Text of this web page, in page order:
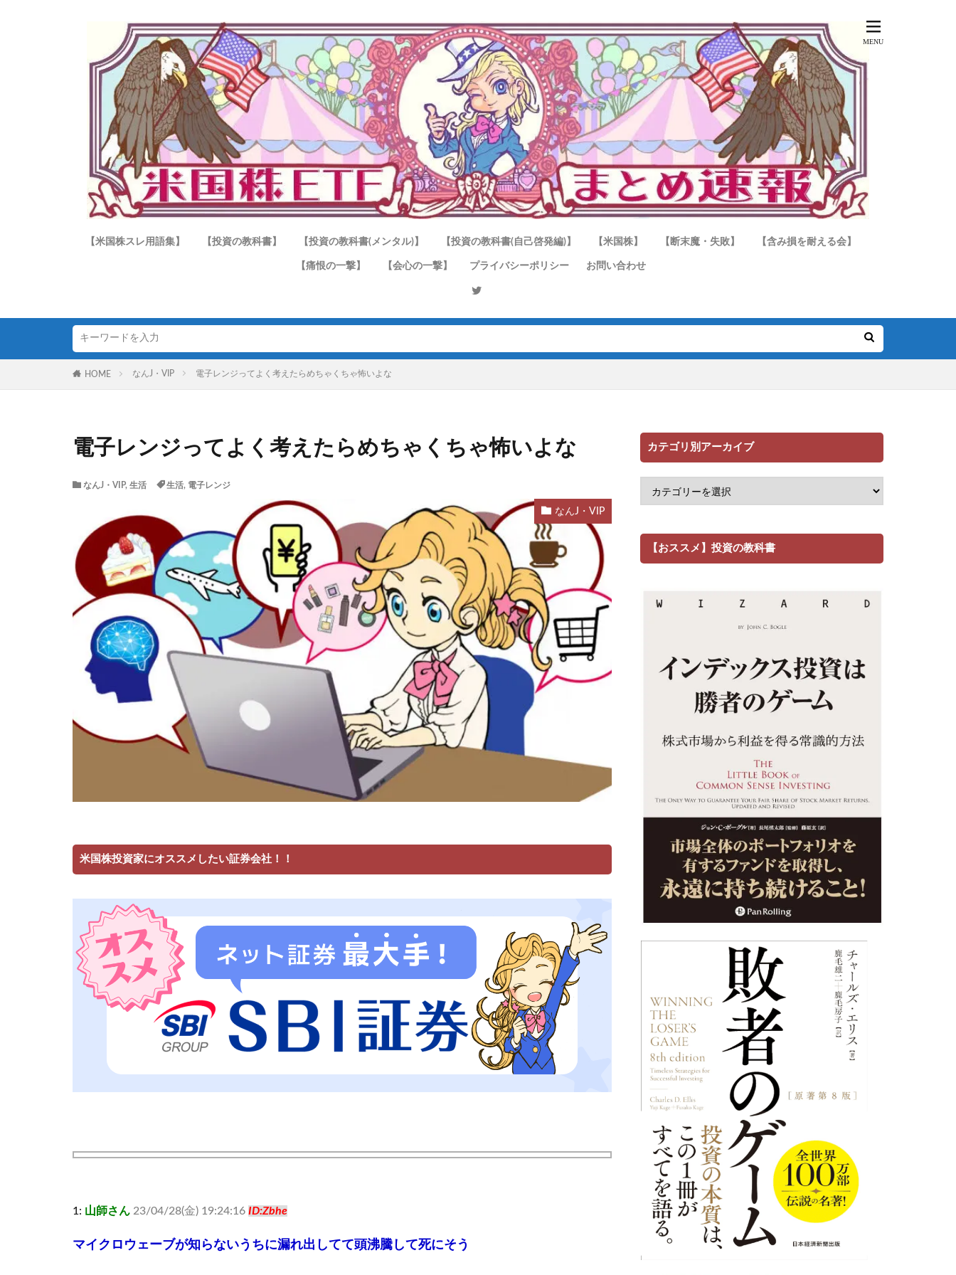
【米国株スレ用語集】 【投資の教科書】 【投資の教科書(メンタル)】 【投資の教科書(自己啓発編)】 【米国株】 【断末魔・失敗】 【含み損を耐える会】
【痛恨の一撃】 【会心の一撃】 プライバシーポリシー お問い合わせ
HOME なんJ・VIP 電子レンジってよく考えたらめちゃくちゃ怖いよな
電子レンジってよく考えたらめちゃくちゃ怖いよな
なんJ・VIP, 生活 生活, 電子レンジ
なんJ・VIP
米国株投資家にオススメしたい証券会社！！
1: 山師さん 23/04/28(金) 19:24:16 ID:Zbhe
マイクロウェーブが知らないうちに漏れ出してて頭沸騰して死にそう
カテゴリ別アーカイブ
【おススメ】投資の教科書